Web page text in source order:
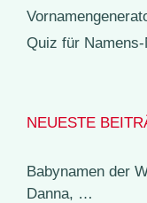
Quiz für Namens-
NEUESTE
Babynamen der
Danna, …